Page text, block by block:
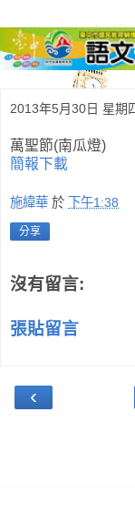
2013年5月30日 星期
萬聖節(南瓜燈)
簡報下載
施緯華 於 下午1:38
分享
沒有留言:
張貼留言
‹